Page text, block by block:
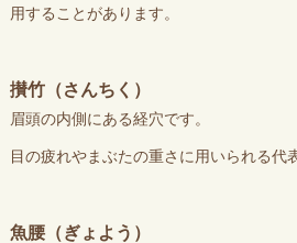
用することがあります。
攅竹（さんちく）
眉頭の内側にある経穴です。
目の疲れやまぶたの重さに用いられる代
魚腰（ぎょよう）